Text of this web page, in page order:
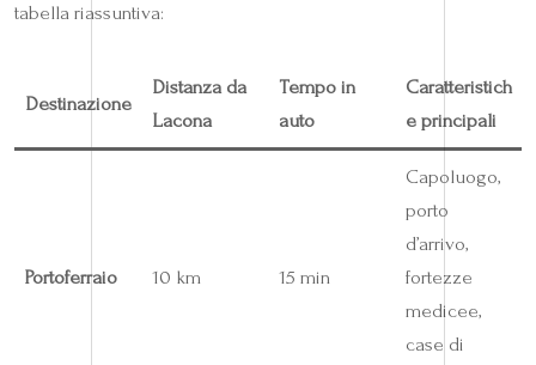
tabella riassuntiva:
Destinazione
Distanza da
Lacona
Tempo in
auto
Caratteristich
e principali
Portoferraio 10 km 15 min
Capoluogo,
porto
d’arrivo,
fortezze
medicee,
case di